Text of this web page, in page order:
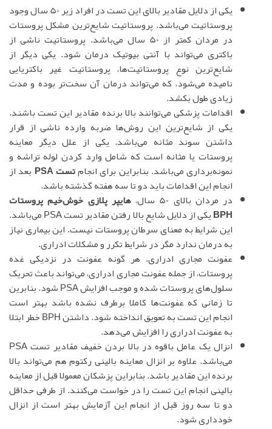
یکی از دلایل مقادیر بالای این تست در افراد زیر 50 سال وجود
پروستاتیت می‌باشد. پروستاتیت شایع‌ترین مشکل پروستات
در مردان کمتر از 50 سال می‌باشد. پروستاتیت ناشی از
باکتری می‌تواند با آنتی بیوتیک درمان شود. یکی دیگر از
شایع‌ترین نوع پروستاتیت‌ها، پروستاتیت غیر باکتریایی
نامیده می‌شود، که می‌تواند درمان آن سخت‌تر بوده و مدت
زیادی طول بکشد.
اقدامات پزشکی می‌توانند بالا برنده مقادیر این تست باشند.
یکی از شایع‌ترین این روش‌ها ضربه وارده ناشی از قرار
داشتن سوند مثانه می‌باشد. یکی از علل دیگر معاینه
پروستات یا مثانه است که شامل وارد کردن لوله تراشه و
نمونه‌برداری می‌باشد. بنابراین برای انجامتست PSA
بعد از
انجام این اقدامات باید دو تا سه هفته گذشته باشد.
در مردان بالای 50 سال،
هایپر پلازی خوش‌خیم پروستات
BPH
یکی از دلایل شایع بالا رفتن مقادیر تست PSA می‌باشد.
این شرایط به معنای سرطان پروستات نیست. این بیماری نیاز
به درمان ندارد مگر در شرایط تکرر و مشکلات ادراری.
عفونت مجاری ادراری. هر گونه عفونت در نزدیکی غده
پروستات، از جمله عفونت مجاری ادراری، می‌تواند باعث تحریک
سلول‌های پروستات شده و موجب افزایش PSA شود. بنابرین
تا زمانی که عفونت‌ها کاملا برطرف نشده باشد بهتر است
انجام این تست به تعویق انداخته شود. داشتن BPH خطر ابتلا
به عفونت ادراری را افزایش می‌دهد.
انزال یک عامل باقوه در بالا بردن خفیف مقادیر تست PSA
می‌باشد. علاوه بر انزال معاینه بالینی رکتوم هم می‌تواند بالا
برنده این مقادیر باشد. بنابراین پزشکان معمولا قبل از معاینه
بالینی انجام این تست را در خواست می‌کنند. از طرفی حداقل
دو تا سه روز قبل از انجام این آزمایش بهتر است از انزال
خودداری شود.